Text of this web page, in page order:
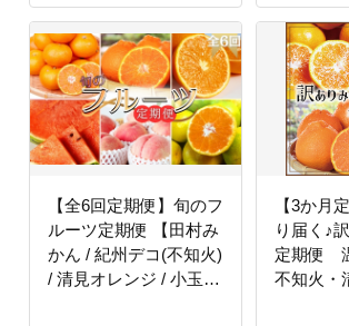
【全6回定期便】旬のフ
ルーツ定期便 【田村み
かん / 紀州デコ(不知火)
/ 清見オレンジ / 小玉ス
【3か月
り届く♪
定期便
不知火・